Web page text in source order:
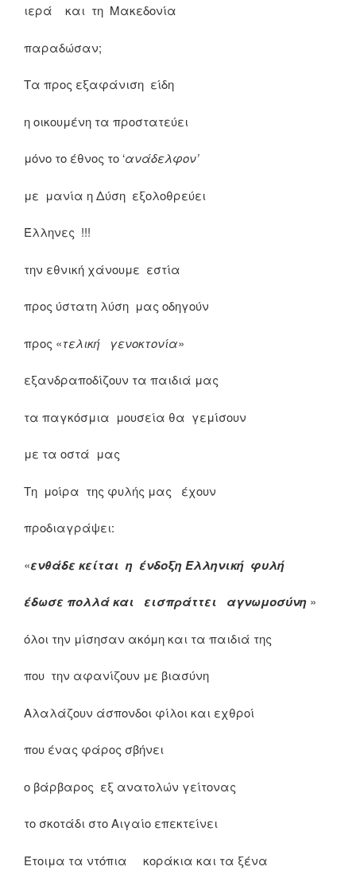
ιερά και τη Μακεδονία
παραδώσαν;
Τα προς εξαφάνιση είδη
η οικουμένη τα προστατεύει
μόνο το έθνος το ‘ανάδελφον’
με μανία η Δύση εξολοθρεύει
Έλληνες !!!
την εθνική χάνουμε εστία
προς ύστατη λύση μας οδηγούν
προς «τελική γενοκτονία»
εξανδραποδίζουν τα παιδιά μας
τα παγκόσμια μουσεία θα γεμίσουν
με τα οστά μας
Τη μοίρα της φυλής μας έχουν
προδιαγράψει:
«ενθάδε κείται η ένδοξη Ελληνική φυλή
έδωσε πολλά και εισπράττει αγνωμοσύνη »
όλοι την μίσησαν ακόμη και τα παιδιά της
που την αφανίζουν με βιασύνη
Αλαλάζουν άσπονδοι φίλοι και εχθροί
που ένας φάρος σβήνει
ο βάρβαρος εξ ανατολών γείτονας
το σκοτάδι στο Αιγαίο επεκτείνει
Έτοιμα τα ντόπια κοράκια και τα ξένα